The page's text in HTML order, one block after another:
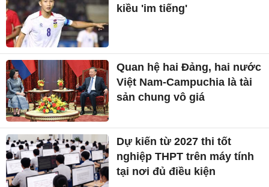
kiều 'im tiếng'
Quan hệ hai Đảng, hai nước
Việt Nam-Campuchia là tài
sản chung vô giá ​
Dự kiến từ 2027 thi tốt
nghiệp THPT trên máy tính
tại nơi đủ điều kiện